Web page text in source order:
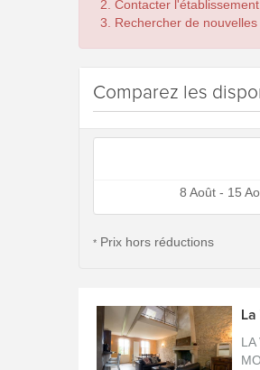
Contacter
Rechercher de
Comparez les
8 Août - 15
* Prix hors réductions
LA